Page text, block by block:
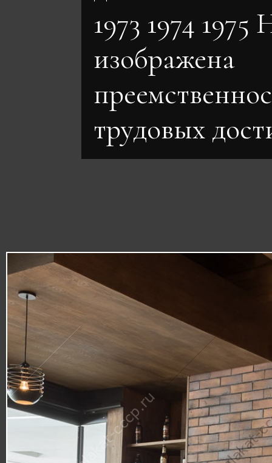
1973 1974
изображена
трудовых